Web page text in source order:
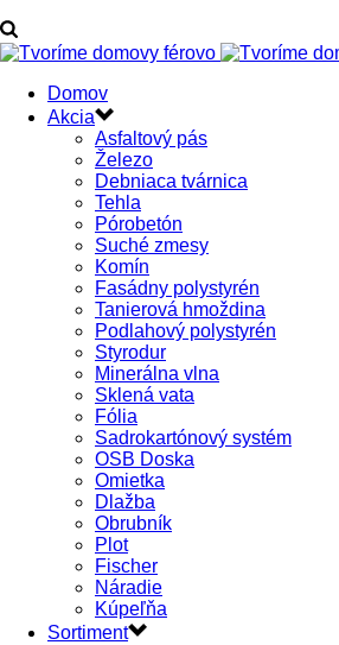
Domov
Akcia
Asfaltový pás
Železo
Debniaca tvárnica
Tehla
Pórobetón
Suché zmesy
Komín
Fasádny polystyrén
Tanierová hmoždina
Podlahový polystyrén
Styrodur
Minerálna vlna
Sklená vata
Fólia
Sadrokartónový systém
OSB Doska
Omietka
Dlažba
Obrubník
Plot
Fischer
Náradie
Kúpeľňa
Sortiment